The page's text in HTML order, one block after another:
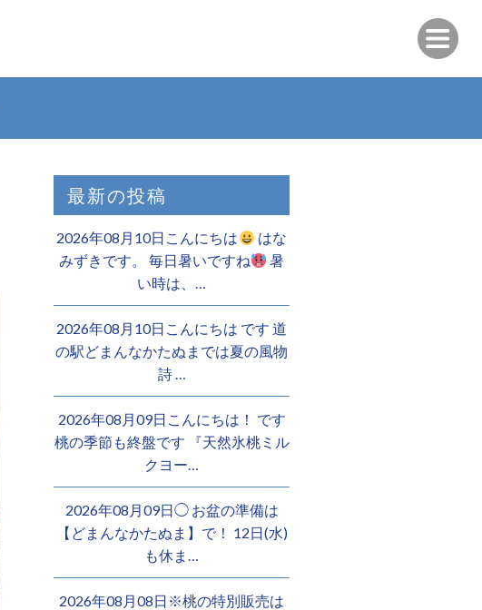
最新の投稿
2026年08月10日こんにちは
はな
みずきです。 毎日暑いですね
暑
い時は、…
2026年08月10日こんにちは︎ です️ 道
の駅どまんなかたぬまでは夏の風物
詩 …
2026年08月09日こんにちは！ です
桃の季節も終盤です 『天然氷桃ミル
クヨー…
2026年08月09日◯ お盆の準備は
【どまんなかたぬま】で！ 12日(水)
も休ま…
2026年08月08日※桃の特別販売は